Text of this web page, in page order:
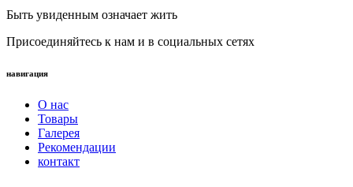
Быть увиденным означает жить
Присоединяйтесь к нам и в социальных сетях
навигация
О нас
Товары
Галерея
Рекомендации
контакт